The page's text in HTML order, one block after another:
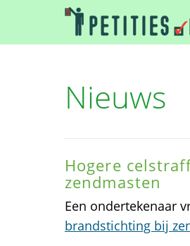
Nieuws
Hogere
zendmasten
Een ondertekenaar
brandstichting bij